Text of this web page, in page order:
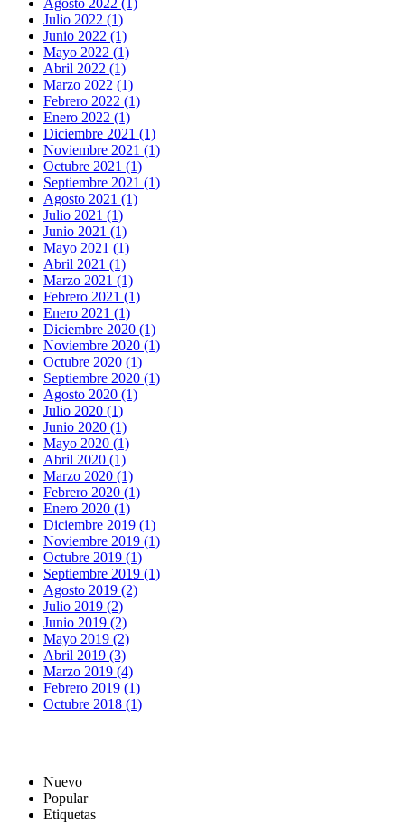
Julio 2022 (1)
Junio 2022 (1)
Mayo 2022 (1)
Abril 2022 (1)
Marzo 2022 (1)
Febrero 2022 (1)
Enero 2022 (1)
Diciembre 2021 (1)
Noviembre 2021 (1)
Octubre 2021 (1)
Septiembre 2021 (1)
Agosto 2021 (1)
Julio 2021 (1)
Junio 2021 (1)
Mayo 2021 (1)
Abril 2021 (1)
Marzo 2021 (1)
Febrero 2021 (1)
Enero 2021 (1)
Diciembre 2020 (1)
Noviembre 2020 (1)
Octubre 2020 (1)
Septiembre 2020 (1)
Agosto 2020 (1)
Julio 2020 (1)
Junio 2020 (1)
Mayo 2020 (1)
Abril 2020 (1)
Marzo 2020 (1)
Febrero 2020 (1)
Enero 2020 (1)
Diciembre 2019 (1)
Noviembre 2019 (1)
Octubre 2019 (1)
Septiembre 2019 (1)
Agosto 2019 (2)
Julio 2019 (2)
Junio 2019 (2)
Mayo 2019 (2)
Abril 2019 (3)
Marzo 2019 (4)
Febrero 2019 (1)
Octubre 2018 (1)
Nuevo
Popular
Etiquetas